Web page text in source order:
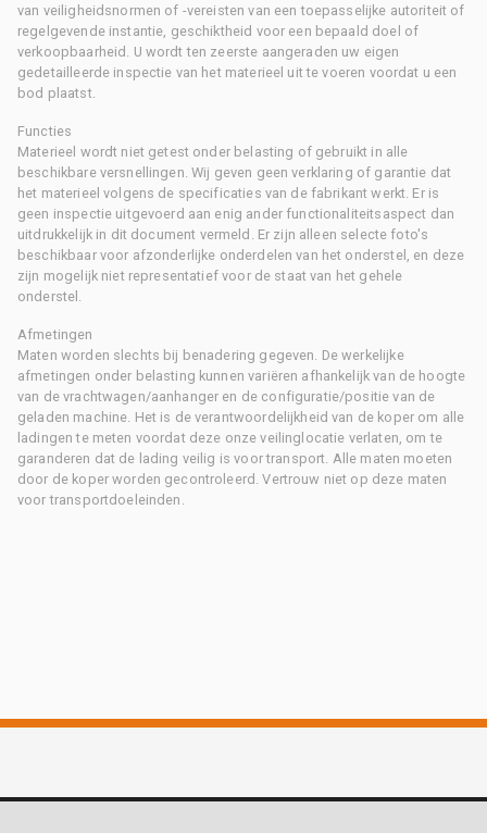
van veiligheidsnormen of -vereisten van een toepasselijke autoriteit of
regelgevende instantie, geschiktheid voor een bepaald doel of
verkoopbaarheid. U wordt ten zeerste aangeraden uw eigen
gedetailleerde inspectie van het materieel uit te voeren voordat u een
bod plaatst.
Functies
Materieel wordt niet getest onder belasting of gebruikt in alle
beschikbare versnellingen. Wij geven geen verklaring of garantie dat
het materieel volgens de specificaties van de fabrikant werkt. Er is
geen inspectie uitgevoerd aan enig ander functionaliteitsaspect dan
uitdrukkelijk in dit document vermeld. Er zijn alleen selecte foto's
beschikbaar voor afzonderlijke onderdelen van het onderstel, en deze
zijn mogelijk niet representatief voor de staat van het gehele
onderstel.
Afmetingen
Maten worden slechts bij benadering gegeven. De werkelijke
afmetingen onder belasting kunnen variëren afhankelijk van de hoogte
van de vrachtwagen/aanhanger en de configuratie/positie van de
geladen machine. Het is de verantwoordelijkheid van de koper om alle
ladingen te meten voordat deze onze veilinglocatie verlaten, om te
garanderen dat de lading veilig is voor transport. Alle maten moeten
door de koper worden gecontroleerd. Vertrouw niet op deze maten
voor transportdoeleinden.